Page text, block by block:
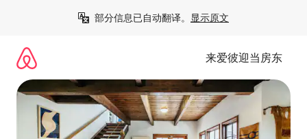
部分信息已自动翻译。 显示原文
来爱彼迎当房东